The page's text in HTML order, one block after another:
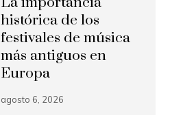
histórica de los
festivales de música
más antiguos en
Europa
agosto 6, 2026